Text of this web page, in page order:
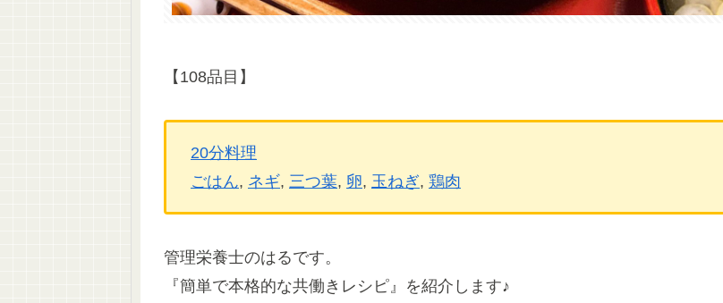
【108品目】
20分料理
ごはん, ネギ, 三つ葉, 卵, 玉ねぎ, 鶏肉
管理栄養士のはるです。
『簡単で本格的な共働きレシピ』を紹介します♪